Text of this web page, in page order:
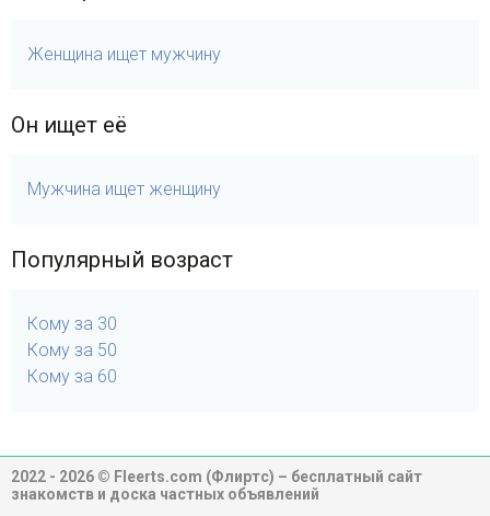
Женщина ищет мужчину
Он ищет её
Мужчина ищет женщину
Популярный возраст
Кому за 30
Кому за 50
Кому за 60
2022 - 2026 © Fleerts.com (Флиртс) – бесплатный сайт
знакомств и доска частных объявлений